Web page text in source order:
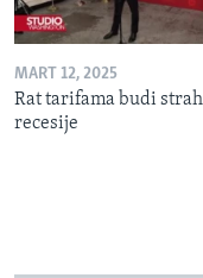
MART 12, 2025
Rat tarifama budi
recesije